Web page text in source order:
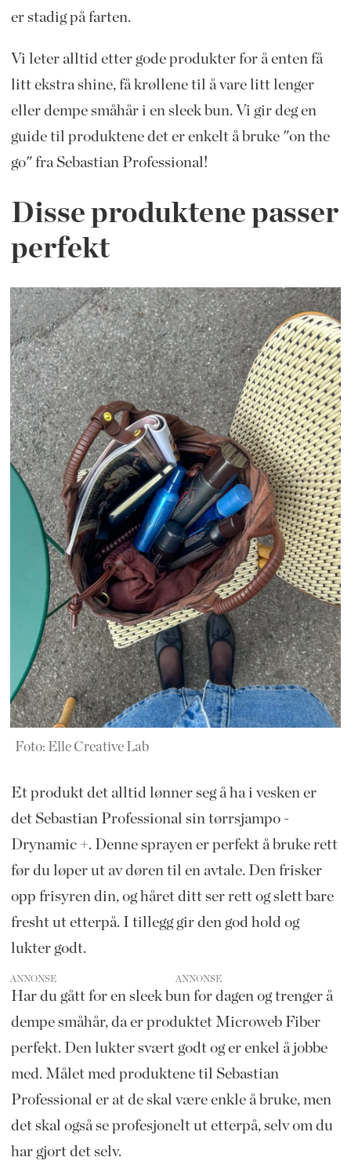
er stadig på farten.
Vi leter alltid etter gode produkter for å enten få
litt ekstra shine, få krøllene til å vare litt lenger
eller dempe småhår i en sleek bun. Vi gir deg en
guide til produktene det er enkelt å bruke "on the
go" fra Sebastian Professional!
Disse produktene passer
perfekt
Foto: Elle Creative Lab
Et produkt det alltid lønner seg å ha i vesken er
det Sebastian Professional sin tørrsjampo -
Drynamic +. Denne sprayen er perfekt å bruke rett
før du løper ut av døren til en avtale. Den frisker
opp frisyren din, og håret ditt ser rett og slett bare
fresht ut etterpå. I tillegg gir den god hold og
lukter godt.
ANNONSE
Har du gått for en sleek bun for dagen og trenger å
dempe småhår, da er produktet Microweb Fiber
perfekt. Den lukter svært godt og er enkel å jobbe
med. Målet med produktene til Sebastian
Professional er at de skal være enkle å bruke, men
det skal også se profesjonelt ut etterpå, selv om du
har gjort det selv.